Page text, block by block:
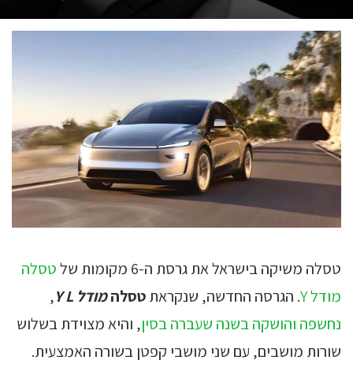
טסלה משיקה בישראל את גרסת ה-6 מקומות של
טסלה
מודל Y . הגרסה החדשה, שנקראתטסלהמודל Y L
,
נחשפה והושקה בשנה שעברה בסין, והיא מצוידת בשלוש
שורות מושבים, עם שני מושבי קפטן בשורה האמצעית.